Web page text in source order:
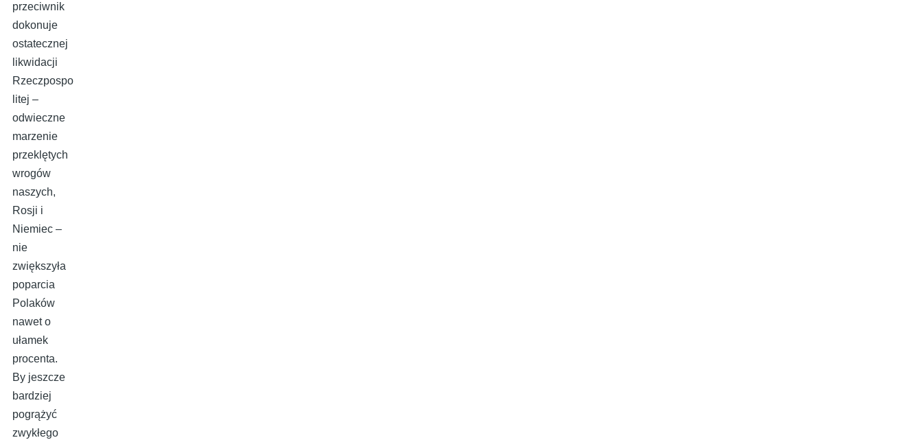
przeciwnik
dokonuje
ostatecznej
likwidacji
Rzeczpospo
litej –
odwieczne
marzenie
przeklętych
wrogów
naszych,
Rosji i
Niemiec –
nie
zwiększyła
poparcia
Polaków
nawet o
ułamek
procenta.
By jeszcze
bardziej
pogrążyć
zwykłego